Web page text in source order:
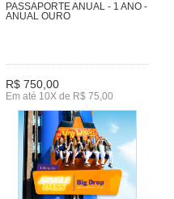
PASSAPORTE ANUAL - 1 ANO -
ANUAL OURO
R$ 750,00
Em até 10X de R$ 75,00